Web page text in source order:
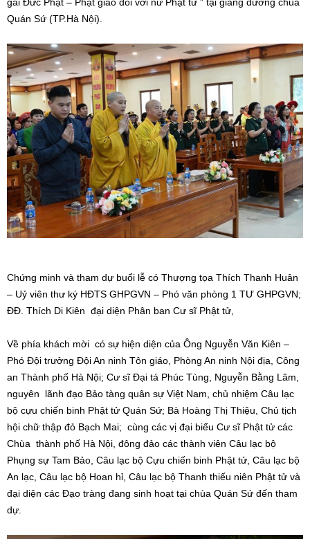
Quán Sứ (TP.Hà Nội).
Chứng minh và tham dự buổi lễ có Thượng tọa Thích Thanh Huân
– Uỷ viên thư ký HĐTS GHPGVN – Phó văn phòng 1 TƯ GHPGVN;
ĐĐ. Thích Di Kiên đại diện Phân ban Cư sĩ Phật tử,
Về phía khách mời có sự hiện diện của Ông Nguyễn Văn Kiên –
Phó Đội trưởng Đội An ninh Tôn giáo, Phòng An ninh Nội địa, Công
an Thành phố Hà Nội; Cư sĩ Đại tá Phúc Tùng, Nguyễn Bằng Lâm,
nguyên lãnh đạo Bảo tàng quân sự Việt Nam, chủ nhiệm Câu lạc
bộ cựu chiến binh Phật tử Quán Sứ; Bà Hoàng Thị Thiệu, Chủ tịch
hội chữ thập đỏ Bạch Mai; cùng các vị đại biểu Cư sĩ Phật tử các
Chùa thành phố Hà Nội, đông đảo các thành viên Câu lạc bộ
Phụng sự Tam Bảo, Câu lạc bộ Cựu chiến binh Phật tử, Câu lạc bộ
An lạc, Câu lạc bộ Hoan hỉ, Câu lạc bộ Thanh thiếu niên Phật tử và
đại diện các Đạo tràng đang sinh hoạt tại chùa Quán Sứ đến tham
dự.